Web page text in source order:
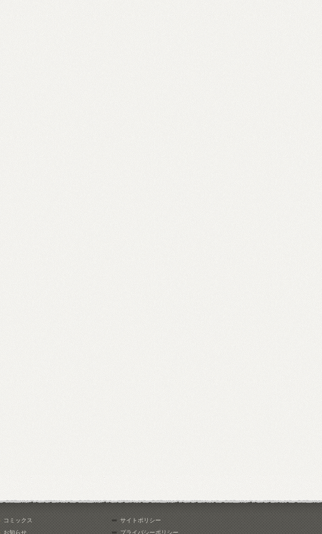
コミックス
お知らせ
サイトポリシー
プライバシーポリシー